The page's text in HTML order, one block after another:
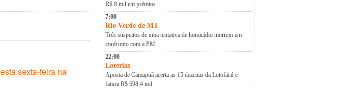
R$ 8 mil em prêmios
7:00
Rio Verde de MT
Três suspeitos de uma tentativa de homicídio morrem em
confronto com a PM
22:00
Loterias
Aposta de Camapuã acerta as 15 dezenas da Lotofácil e
fatura R$ 698,4 mil
sexta-feira na